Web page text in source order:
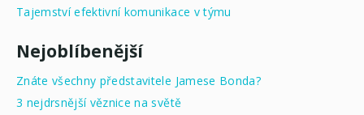
Tajemství efektivní komunikace v týmu
Nejoblíbenější
Znáte všechny představitele Jamese Bonda?
3 nejdrsnější věznice na světě